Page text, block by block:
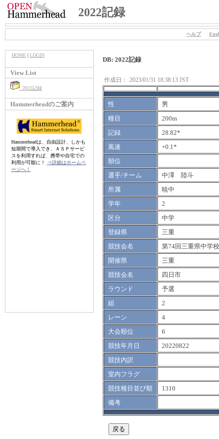
2022記録
ヘルプ
HOME| LOGIN
View List
2022記録
Hammerheadのご案内
Hammerheadは、自由設計、しかも
短期間で導入でき、ＡＳＰサービ
スを利用すれば、携帯や自宅での
利用が可能に！
⇒詳細はホームペ
ージへ！
DB: 2022記録
作成日： 2023/01/31 18:38:13 JST
性
男
種目
200m
記録
28.82*
風速
+0.1*
順位
選手/チーム
中澤 陸斗
所属
暁中
学年
2
区分
中学
登録県
三重
競技会名
第74回三重県中学
開催県
三重
競技会名
四日市
ラウンド
予選
組
2
レーン
4
大会順位
6
競技年月日
20220822
競技内訳
室内フラグ
競技種目並び順
1310
備考